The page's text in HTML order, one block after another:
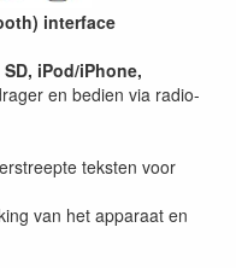
interface
SD, iPod/iPhone,
en bedien via radio-
teksten voor
van het apparaat en